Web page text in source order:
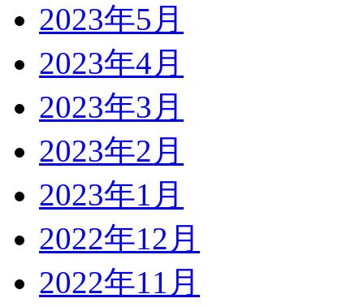
2023年5月
2023年4月
2023年3月
2023年2月
2023年1月
2022年12月
2022年11月